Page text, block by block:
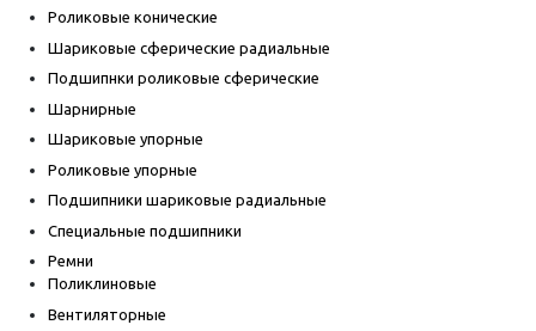
Роликовые конические
Шариковые сферические радиальные
Подшипнки роликовые сферические
Шарнирные
Шариковые упорные
Роликовые упорные
Подшипники шариковые радиальные
Специальные подшипники
Ремни
Поликлиновые
Вентиляторные